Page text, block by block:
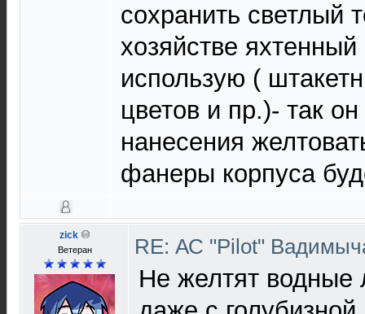
сохранить светлый
хозяйстве
использую (
цветов и пр.)- так
нанесения
фанеры корпуса
zick
Ветеран RE: АС "Pilot"
Не желтят водные